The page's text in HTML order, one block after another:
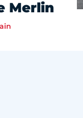
Merlin